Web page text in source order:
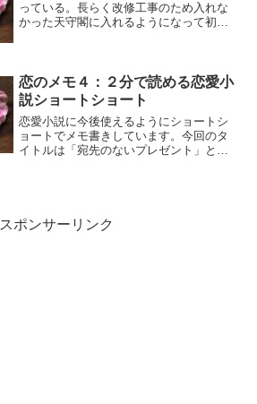
っている。長らく改修工事のため入れな
かった天守閣に入れるようになって初め
経てこの日がやってきたの...
恋のメモ４：２分で読める恋愛小
説ショートショート
恋愛小説に今後使えるようにショートシ
ョートでメモ書きしています。今回のタ
イトルは「宛先のないプレゼント」と
スポンサーリンク